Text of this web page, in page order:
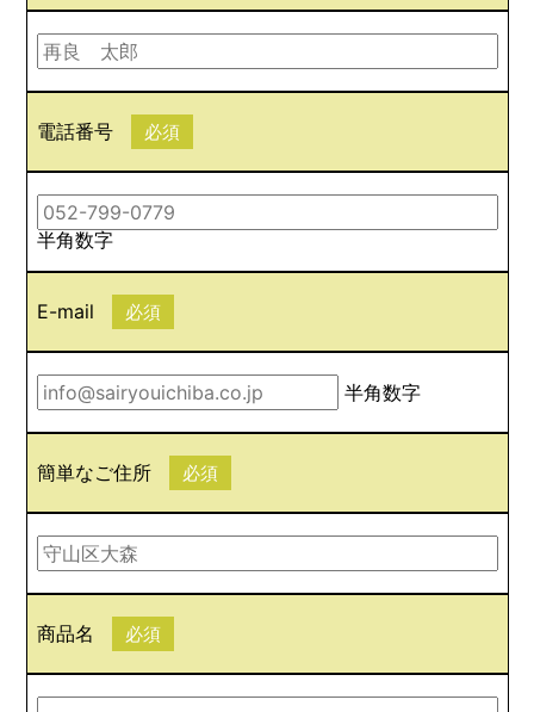
電話番号 必須
半角数字
E-mail 必須
半角数字
簡単なご住所 必須
商品名 必須